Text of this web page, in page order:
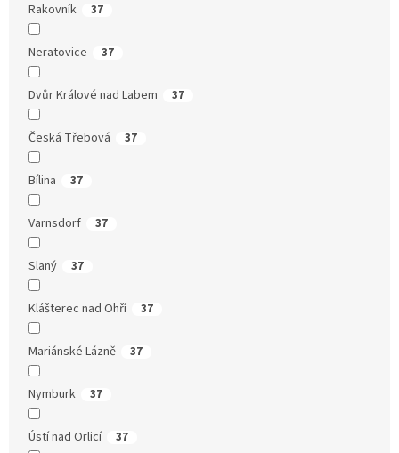
Rakovník 37
Neratovice 37
Dvůr Králové nad Labem 37
Česká Třebová 37
Bílina 37
Varnsdorf 37
Slaný 37
Klášterec nad Ohří 37
Mariánské Lázně 37
Nymburk 37
Ústí nad Orlicí 37